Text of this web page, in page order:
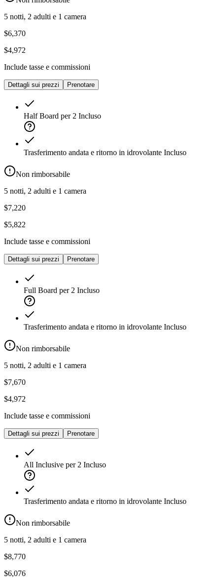
5 notti, 2 adulti e 1 camera
$6,370
$4,972
Include tasse e commissioni
Dettagli sui prezzi Prenotare
Half Board per 2 Incluso
Trasferimento andata e ritorno in idrovolante Incluso
Non rimborsabile
5 notti, 2 adulti e 1 camera
$7,220
$5,822
Include tasse e commissioni
Dettagli sui prezzi Prenotare
Full Board per 2 Incluso
Trasferimento andata e ritorno in idrovolante Incluso
Non rimborsabile
5 notti, 2 adulti e 1 camera
$7,670
$4,972
Include tasse e commissioni
Dettagli sui prezzi Prenotare
All Inclusive per 2 Incluso
Trasferimento andata e ritorno in idrovolante Incluso
Non rimborsabile
5 notti, 2 adulti e 1 camera
$8,770
$6,076